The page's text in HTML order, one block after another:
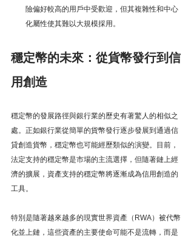
險偏好較高的用戶中受歡迎，但其複雜性和中心
化屬性使其難以大規模採用。
穩定幣的未來：從貨幣發行到信
用創造
穩定幣的發展路徑與銀行業的歷史有著驚人的相似之
處。正如銀行業從簡單的貨幣發行逐步發展到通過信
貸創造貨幣，穩定幣也可能經歷類似的演變。目前，
法定支持的穩定幣是市場的主流選擇，但隨著鏈上經
濟的擴展，資產支持的穩定幣將逐漸成為信用創造的
工具。
特別是隨著越來越多的現實世界資產（RWA）被代幣
化並上鏈，這些資產的主要使命可能不是流轉，而是